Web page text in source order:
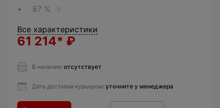
87 % ?
Все характеристики
61 214* ₽
В наличии: отсутствует
Дата доставки курьером: уточните у менеджера